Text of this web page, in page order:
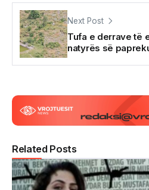
Next Post
Tufa e derrave të
natyrës së
Related Posts